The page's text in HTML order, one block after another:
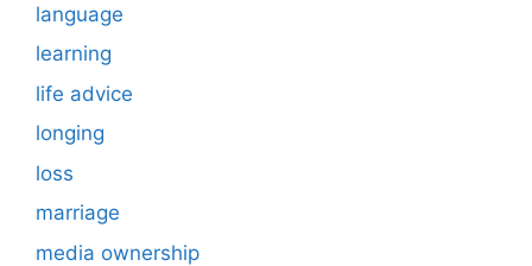
language
learning
life advice
longing
loss
marriage
media ownership